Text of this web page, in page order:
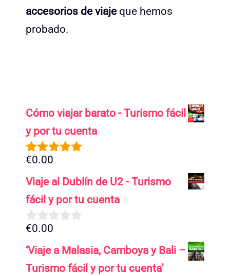
accesorios de viajeque hemos
probado.
Cómo viajar barato - Turismo fácil
y por tu cuenta
5.00de 5
€0.00
Viaje al Dublín de U2 - Turismo
fácil y por tu cuenta
0
e
5
€0.00
‘Viaje a Malasia, Camboya y Bali –
Turismo fácil y por tu cuenta’